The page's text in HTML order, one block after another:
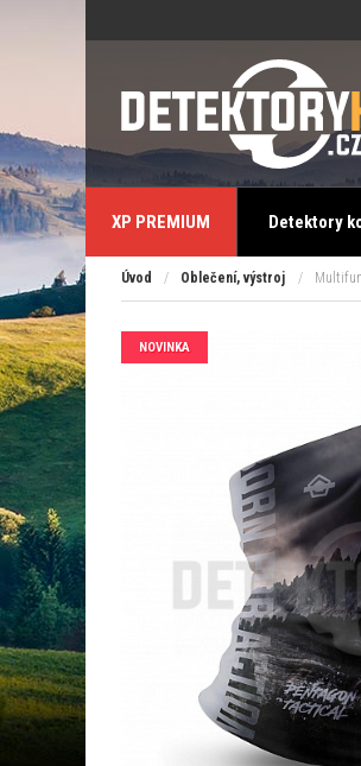
XP PREMIUM Detektory
Úvod / Oblečení, výstroj /
NOVINKA